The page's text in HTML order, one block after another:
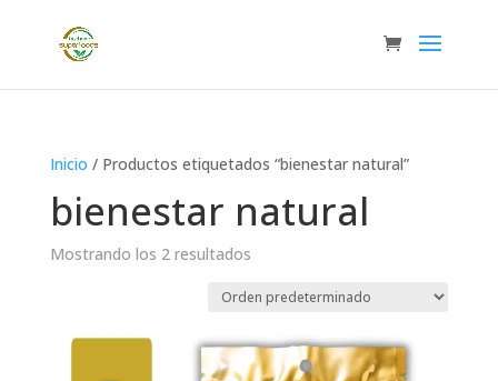
Inicio / Productos etiquetados “bienestar natural”
bienestar natural
Mostrando los 2 resultados